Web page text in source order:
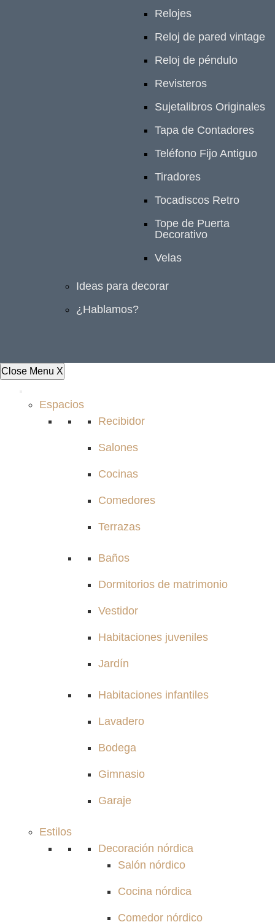
Relojes
Reloj de pared vintage
Reloj de péndulo
Revisteros
Sujetalibros Originales
Tapa de Contadores
Teléfono Fijo Antiguo
Tiradores
Tocadiscos Retro
Tope de Puerta
Decorativo
Velas
Ideas para decorar
¿Hablamos?
Close Menu X
Espacios
Recibidor
Salones
Cocinas
Comedores
Terrazas
Baños
Dormitorios de matrimonio
Vestidor
Habitaciones juveniles
Jardín
Habitaciones infantiles
Lavadero
Bodega
Gimnasio
Garaje
Estilos
Decoración nórdica
Salón nórdico
Cocina nórdica
Comedor nórdico